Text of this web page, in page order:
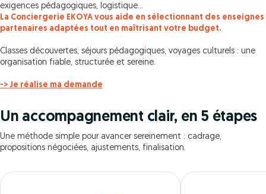
exigences pédagogiques, logistique…
La Conciergerie EKOYA vous aide en sélectionnant des enseignes
partenaires adaptées tout en maîtrisant votre budget.
Classes découvertes, séjours pédagogiques, voyages culturels : une
organisation fiable, structurée et sereine.
-> Je réalise ma demande
Un accompagnement clair, en 5 étapes
Une méthode simple pour avancer sereinement : cadrage,
propositions négociées, ajustements, finalisation.